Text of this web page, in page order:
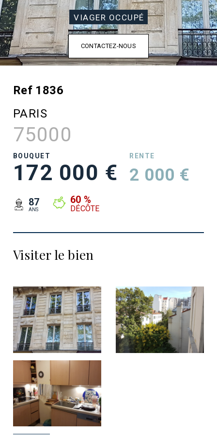
VIAGER OCCUPÉ
CONTACTEZ-NOUS
Ref 1836
PARIS
75000
BOUQUET
172 000 €
RENTE
2 000 €
87
ANS
60 %
DÉCÔTE
Visiter le bien